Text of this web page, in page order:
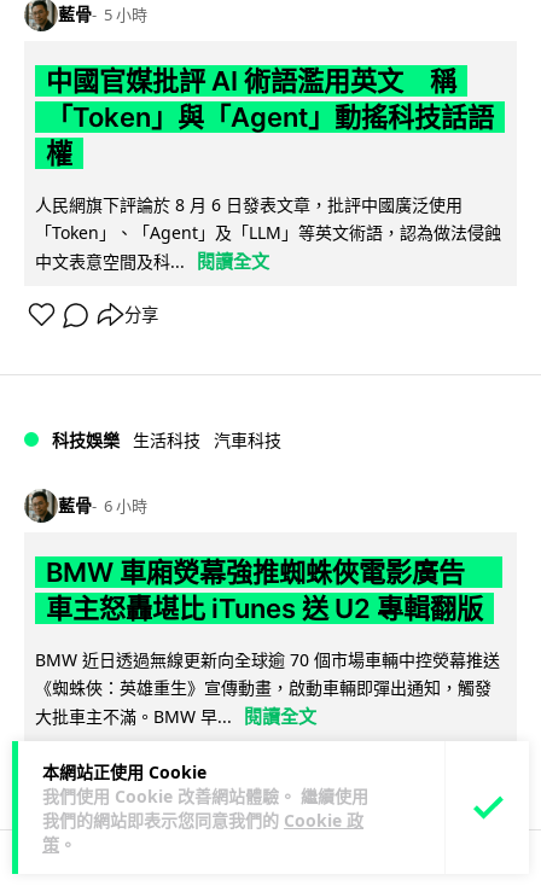
本網站正使用 Cookie
我們使用 Cookie 改善網站體驗。 繼續使用
我們的網站即表示您同意我們的 Cookie 政
策 。
藍骨 5 小時
中國官媒批評 AI 術語濫用英文 稱
「Token」與「Agent」動搖科技話語
權
人民網旗下評論於 8 月 6 日發表文章，批評中國廣泛使用
「Token」、「Agent」及「LLM」等英文術語，認為做法侵蝕
中文表意空間及科...
閱讀全文
分享
科技娛樂 生活科技 汽車科技
藍骨 6 小時
BMW 車廂熒幕強推蜘蛛俠電影廣告
車主怒轟堪比 iTunes 送 U2 專輯翻版
BMW 近日透過無線更新向全球逾 70 個市場車輛中控熒幕推送
《蜘蛛俠：英雄重生》宣傳動畫，啟動車輛即彈出通知，觸發
大批車主不滿。BMW 早...
閱讀全文
1 分享